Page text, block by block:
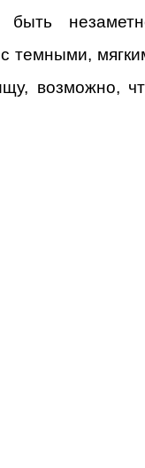
темными,
возможно,